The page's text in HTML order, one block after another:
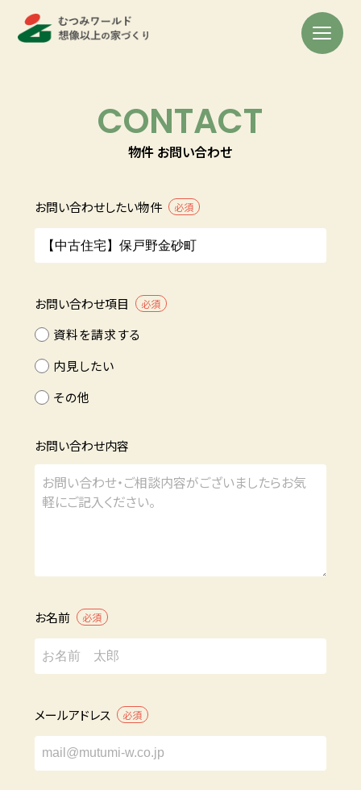
CONTACT
物件 お問い合わせ
お問い合わせしたい物件 必須
お問い合わせ項目 必須
資料を請求する
内見したい
その他
お問い合わせ内容
お名前 必須
メールアドレス 必須